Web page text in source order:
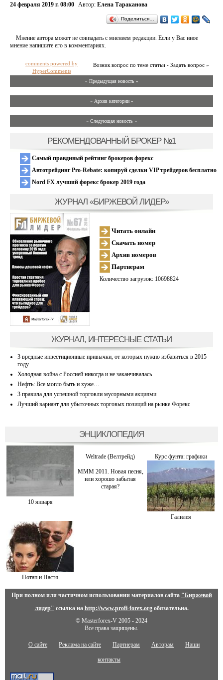
24 февраля 2019 г. 08:00 Автор: Елена Тараканова
Поделиться…
Мнение автора может не совпадать с мнением редакции. Если у Вас иное
мнение напишите его в комментариях.
Возник вопрос по теме статьи - Задать вопрос »
comments powered by
HyperComments
« Предыдущая новость «
» Архив категории «
» Следующая новость »
РЕКОМЕНДОВАННЫЙ БРОКЕР №1
Самый правдивый рейтинг брокеров форекс
Автотрейдинг Pro-Rebate: копируй сделки VIP трейдеров бесплатно
Nord FX лучший форекс брокер 2019 года
ЖУРНАЛ «БИРЖЕВОЙ ЛИДЕР»
Читать онлайн
Скачать номер
Архив номеров
Партнерам
Количество загрузок: 10698824
ЖУРНАЛ, ИНТЕРЕСНЫЕ СТАТЬИ
3 вредные инвестиционные привычки, от которых нужно избавиться в 2015
году
Холодная война с Россией никогда и не заканчивалась
Нефть: Все могло быть и хуже…
3 правила для успешной торговли мусорными акциями
Лучший вариант для убыточных торговых позиций на рынке Форекс
ЭНЦИКЛОПЕДИЯ
10 января
Weltrade (Велтрейд) Курс фунта: графики
МММ 2011. Новая песня,
или хорошо забытая
старая?
Галилея
Потап и Настя
При полном или частичном использовании материалов сайта "Биржевой
лидер" ссылка на http://www.profi-forex.orgобязательна.
© Masterforex-V 2005 - 2024
Все права защищены.
О сайте Реклама на сайте Партнерам Авторам Наши
контакты